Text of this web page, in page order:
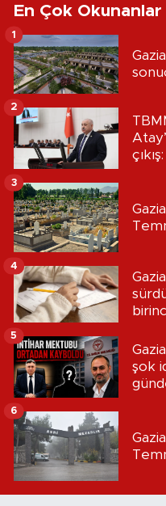
En Çok Okunanlar
1
2
3
4
şok
5
6